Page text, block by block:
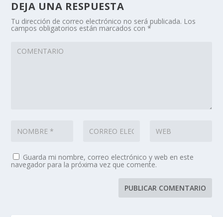
DEJA UNA RESPUESTA
Tu dirección de correo electrónico no será publicada. Los
campos obligatorios están marcados con*
Guarda mi nombre, correo electrónico y web en este
navegador para la próxima vez que comente.